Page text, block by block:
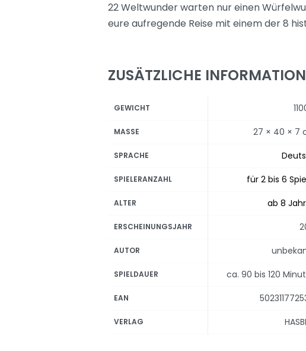
22 Weltwunder warten nur einen
eure aufregende Reise mit einem der 8
ZUSÄTZLICHE
GEWICHT
MASSE 27 × 40 × 7
SPRACHE
SPIELERANZAHL für 2 bis 6
ALTER ab 8
ERSCHEINUNGSJAHR
AUTOR
SPIELDAUER ca. 90 bis 120
EAN
VERLAG